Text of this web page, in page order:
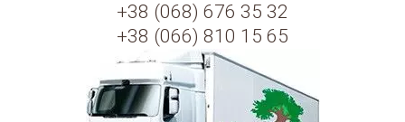
+38 (068) 676 35 32
+38 (066) 810 15 65